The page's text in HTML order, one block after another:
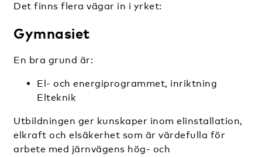
Det finns flera vägar in i yrket:
Gymnasiet
En bra grund är:
El- och energiprogrammet, inriktning
Elteknik
Utbildningen ger kunskaper inom elinstallation,
elkraft och elsäkerhet som är värdefulla för
arbete med järnvägens hög- och